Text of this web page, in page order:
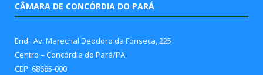
CÂMARA DE CONCÓRDIA DO PARÁ
End.: Av. Marechal Deodoro da Fonseca, 225
Centro – Concórdia do Pará/PA
CEP: 68685-000